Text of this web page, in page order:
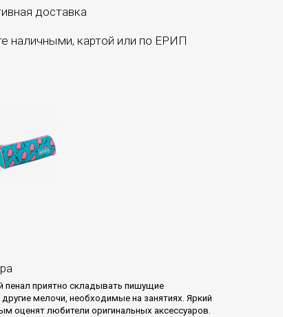
доставка
наличными, картой или по ЕРИП
пенал приятно складывать пишущие
мелочи, необходимые на занятиях. Яркий
оценят любители оригинальных аксессуаров.